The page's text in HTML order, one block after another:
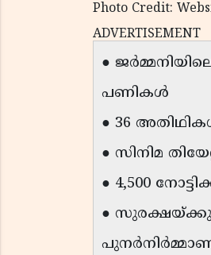
Photo Credit:
ADVERTISEMENT
●
പണികൾ
● 36
● സിനിമ
● 4,500
●